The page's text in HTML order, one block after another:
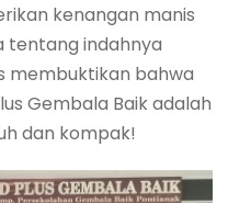
kenangan manis
tentang indahnya
membuktikan bahwa
Gembala Baik adalah
dan kompak!